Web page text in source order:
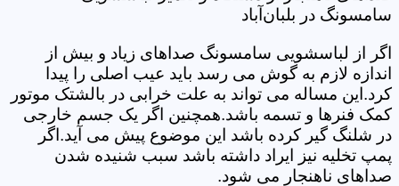
سامسونگ در بلبان‌آباد
اگر از لباسشویی سامسونگ صداهای زیاد و بیش از
اندازه لازم به گوش می رسد باید عیب اصلی را پیدا
کرد.این مساله می تواند به علت خرابی در بالشتک موتور
کمک فنرها و تسمه باشد.همچنین اگر یک جسم خارجی
در شلنگ گیر کرده باشد این موضوع پیش می آید.اگر
پمپ تخلیه نیز ایراد داشته باشد سبب شنیده شدن
صداهای ناهنجار می شود.